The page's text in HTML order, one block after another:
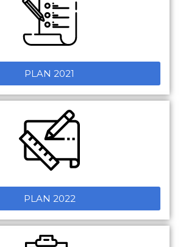
PLAN 2021
PLAN 2022